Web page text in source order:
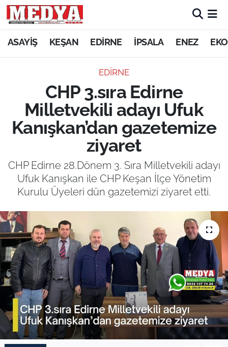
ASAYİŞ KEŞAN EDİRNE İPSALA ENEZ
EDİRNE
CHP 3.sıra Edirne
Milletvekili adayı Ufuk
Kanışkan’dan gazetemize
ziyaret
CHP Edirne 28.Dönem 3. Sıra Milletvekili adayı
Ufuk Kanışkan ile CHP Keşan İlçe Yönetim
Kurulu Üyeleri dün gazetemizi ziyaret etti.
KEŞAN
ASAYİŞ
SİYASET
EKONOMİ
SAĞLIK
TARIM VE HAYVANCILIK
KÜLTÜR SANAT
RESMİ İLAN
SPOR